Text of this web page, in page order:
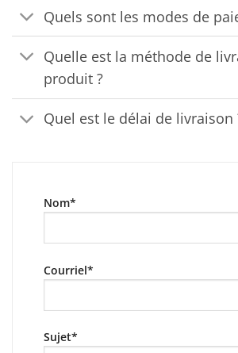
Quels sont les modes de
Quelle est la méthode de
produit ?
Quel est le délai de livraison
Nom*
Courriel*
Sujet*